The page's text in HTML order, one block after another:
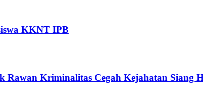
KKNT IPB
Kriminalitas Cegah Kejahatan Siang